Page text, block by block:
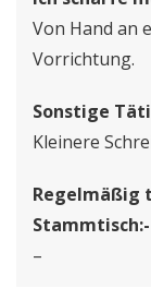
Von Hand an
Vorrichtung.
Sonstige
Kleinere
Regelmäßig
Stammtisch:-
–